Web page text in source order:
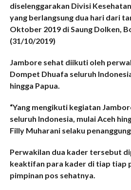
diselenggarakan Divisi
yang berlangsung dua hari dari
Oktober 2019 di Saung Dolken,
(31/10/2019)
Jambore sehat diikuti oleh
Dompet Dhuafa seluruh
hingga Papua.
“Yang mengikuti kegiatan
seluruh Indonesia, mulai Aceh
Filly Muharani selaku
Perwakilan dua kader tersebut
keaktifan para kader di tiap tiap
pimpinan pos sehatnya.